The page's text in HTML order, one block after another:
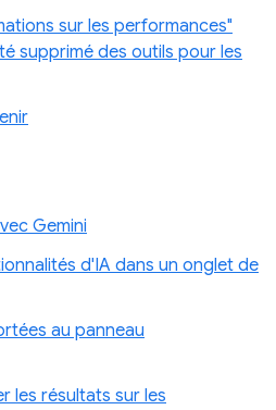
sur les performances"
supprimé des outils pour les
Gemini
d'IA dans un onglet de
au panneau
les résultats sur les